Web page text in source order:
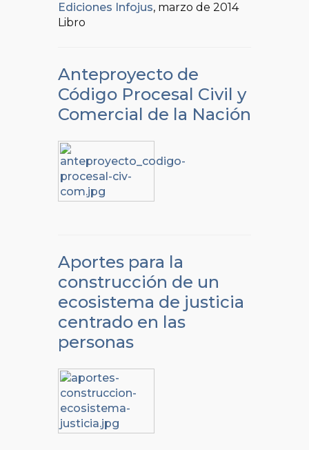
Ediciones Infojus, marzo de 2014
Libro
Anteproyecto de
Código Procesal Civil y
Comercial de la Nación
Aportes para la
construcción de un
ecosistema de justicia
centrado en las
personas